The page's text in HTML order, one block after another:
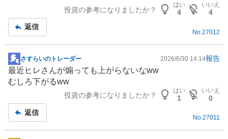
事
投資の参考になりましたか？
はい
4
いいえ
4
返信
No.27012
掲
示
板
さすらいのトレーダー 2026/6/30 14:14報告
最近ヒレさんが煽っても上がらないなww
むしろ下がるww
投資の参考になりましたか？
はい
1
いいえ
0
返信
No.27011